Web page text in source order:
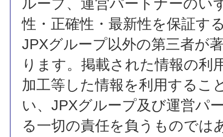
性・正確性・最新性を保証す
JPXグループ以外の第三者が
ります。掲載された情報の利
加工等した情報を利用するこ
い、JPXグループ及び運営パ
る一切の責任を負うものでは